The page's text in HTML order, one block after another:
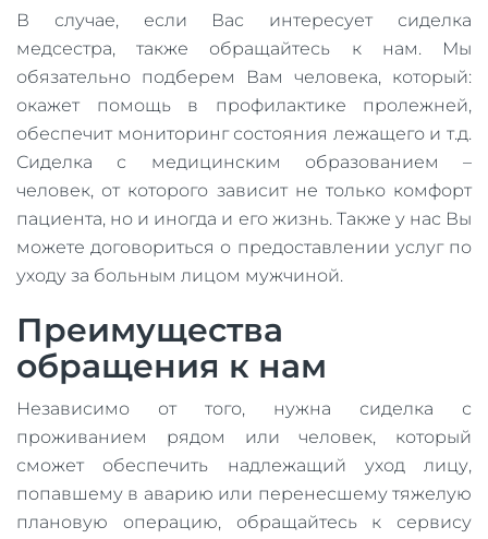
В случае, если Вас интересует сиделка
медсестра, также обращайтесь к нам. Мы
обязательно подберем Вам человека, который:
окажет помощь в профилактике пролежней,
обеспечит мониторинг состояния лежащего и т.д.
Сиделка с медицинским образованием –
человек, от которого зависит не только комфорт
пациента, но и иногда и его жизнь. Также у нас Вы
можете договориться о предоставлении услуг по
уходу за больным лицом мужчиной.
Преимущества
обращения к нам
Независимо от того, нужна сиделка с
проживанием рядом или человек, который
сможет обеспечить надлежащий уход лицу,
попавшему в аварию или перенесшему тяжелую
плановую операцию, обращайтесь к сервису